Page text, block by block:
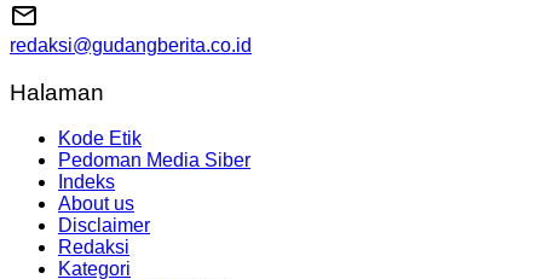
redaksi@gudangberita.co.id
Halaman
Kode Etik
Pedoman Media Siber
Indeks
About us
Disclaimer
Redaksi
Kategori